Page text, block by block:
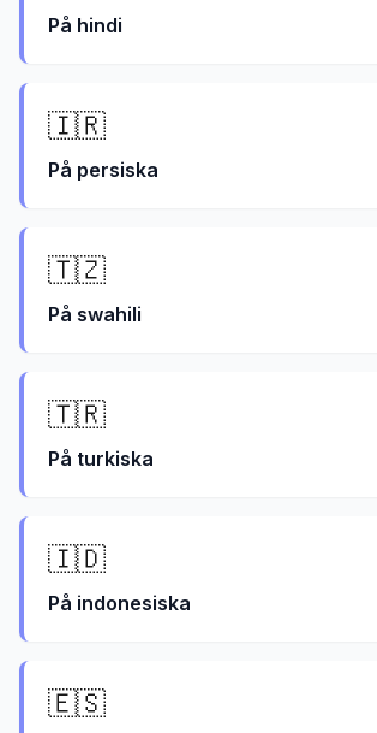
På hindi
🇮🇷
På persiska
🇹🇿
På swahili
🇹🇷
På turkiska
🇮🇩
På indonesiska
🇪🇸